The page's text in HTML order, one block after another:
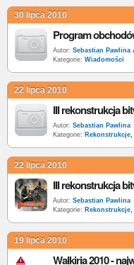
30 lipca 2010
Autor: Sebastian Pawlina
Kategorie: Wiadomości
22 lipca 2010
III rekonstrukcja
Autor: Sebastian Pawlina
Kategorie: Rekonstrukcje,
22 lipca 2010
III rekonstrukcja
Autor: Sebastian Pawlina
Kategorie: Rekonstrukcje,
19 lipca 2010
Walkiria 2010 -